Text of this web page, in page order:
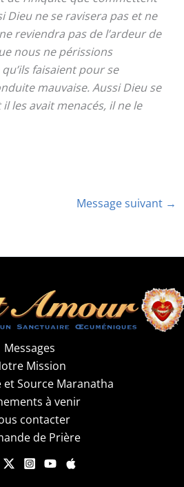
Dieu ne se ravisera pas et ne
reviendra pas de l’ardeur de
nous ne périssions
faisaient pour se
mauvaise. Aussi Dieu se
les avait menacés, il ne le
Message suivant →
Messages
Mission
et Source Maranatha
à venir
contacter
de Prière